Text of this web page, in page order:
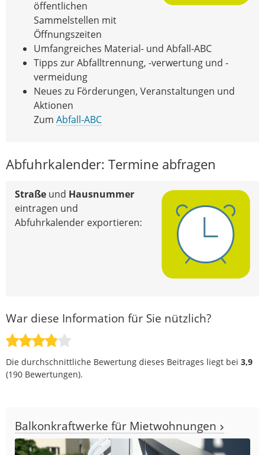
öffentlichen
Sammelstellen mit
Öffnungszeiten
Umfangreiches Material- und Abfall-ABC
Tipps zur Abfalltrennung, -verwertung und -
vermeidung
Neues zu Förderungen, Veranstaltungen und
Aktionen
Zum Abfall-ABC
Abfuhrkalender: Termine abfragen
Straße und Hausnummer
eintragen und
Abfuhrkalender exportieren:
War diese Information für Sie nützlich?
Die durchschnittliche Bewertung dieses Beitrages liegt bei 3,9
(190 Bewertungen).
Balkonkraftwerke für Mietwohnungen